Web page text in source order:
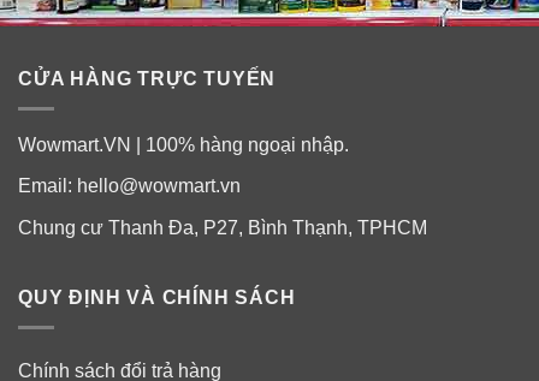
của bạn.
Ngoài ra còn chứa Titanium Dioxide có màu rõ ràng để
bạn có thể thấy chất tẩy rửa của mình đã được xả sạch.
CỬA HÀNG TRỰC TUYẾN
Wowmart.VN | 100% hàng ngoại nhập.
Email: hello@wowmart.vn
Chung cư Thanh Đa, P27, Bình Thạnh, TPHCM
QUY ĐỊNH VÀ CHÍNH SÁCH
Chính sách đổi trả hàng